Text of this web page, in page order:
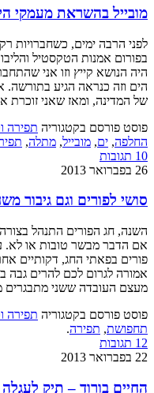
מובייל בהשראת מעמקי
לפני הרבה ימים, כשחברויות
בפורום אמנות הטקסטיל
היה הנושא קייץ וזו אני
הים וזה כנראה הגיע בתורשה.
של המדינה, ומאז שאני זוכרת
פוסט פורסם בקטגוריהתפירה
החלפה,ים,מובייל,מתלה,
10 תגובות
26 בפברואר 2013
סושי לפורים וגם גיבור
השנה, חג הפורים התנהל
אם הדבר מבשר טובות או לא.
פורים בפאתי החג, דקותיים
אמורה לגרום לכם להרים גבה
מעצם העובדה ששני מתבגרים
פוסט פורסם בקטגוריהתפירה
תחפושת,תפירה.
12 תגובות
22 בפברואר 2013
החיים בורוד – תיק